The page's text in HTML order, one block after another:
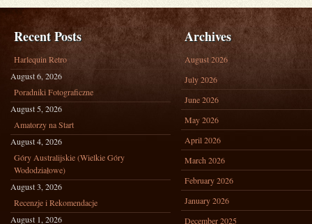
Recent Posts
Harlequin Retro
August 6, 2026
Poradniki Fotograficzne
August 5, 2026
Amatorzy na Start
August 4, 2026
Góry Australijskie (Wielkie Góry
Wododziałowe)
August 3, 2026
Recenzje i Rekomendacje
August 1, 2026
Archives
August 2026
July 2026
June 2026
May 2026
April 2026
March 2026
February 2026
January 2026
December 2025